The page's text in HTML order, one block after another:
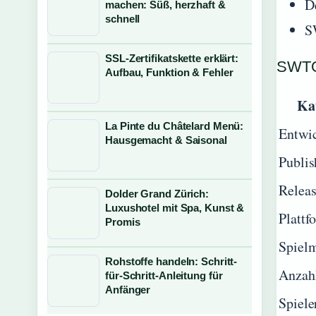
machen: Süß, herzhaft &
schnell
SSL-Zertifikatskette erklärt:
Aufbau, Funktion & Fehler
La Pinte du Châtelard Menü:
Hausgemacht & Saisonal
Dolder Grand Zürich:
Luxushotel mit Spa, Kunst &
Promis
Rohstoffe handeln: Schritt-
für-Schritt-Anleitung für
Anfänger